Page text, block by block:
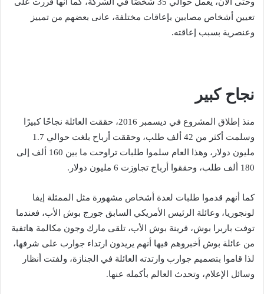
تعيين أشخاص مصابين بإعاقات مختلفة، عانى بعضهم من تمييز
وعنصرية بسبب إعاقته.
نجاح كبير
منذ إطلاق المشروع في ديسمبر 2016، حققت العائلة نجاحًا كبيرًا
وسلمت أكثر من 42 ألف طلب، وحققت أرباح بلغت حوالي 1.7
مليون دولار، وهذا العام سلموا طلبات تراوحت ما بين 160 ألف إلى
180 ألف طلب، وحققوا أرباح تجاوزت 6 مليون دولار.
كما أنهم قدموا طلبات لعدة أشخاص مشهورة مثل الممثلة إيفا
لونجوريا، وعائلة الرئيس الأمريكي السابق جورج بوش الأب، فعندما
توفت باربرا بوش، قرينة بوش الأب، تلقى مارك وجون مكالمة هاتفية
من عائلة بوش أخبروهم فيها أنهم يريدون ارتداء جوارب على شرفها،
لذا قاموا بتصميم جوارب وارتدته العائلة في الجنازة، ولفتت أنظار
وسائل الإعلام، وتحدث العالم بأكمله عنها.